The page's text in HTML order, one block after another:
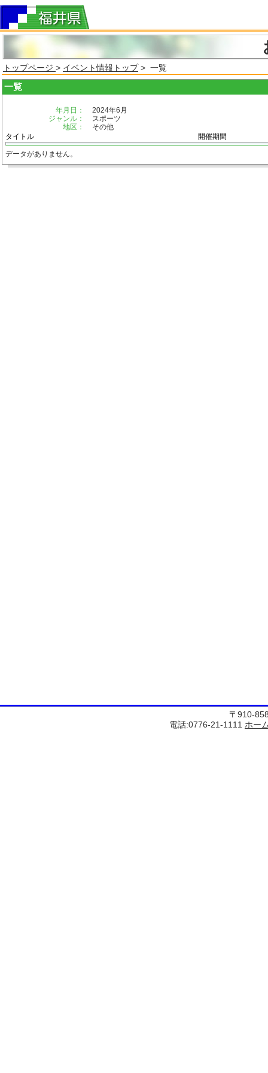
トップページ > イベント情報トップ> 一覧
一覧
年月日：
2024年6月
ジャンル：
スポーツ
地区：
その他
タイトル
開催期間
データがありません。
〒910-
電話:0776-21-1111 ホー